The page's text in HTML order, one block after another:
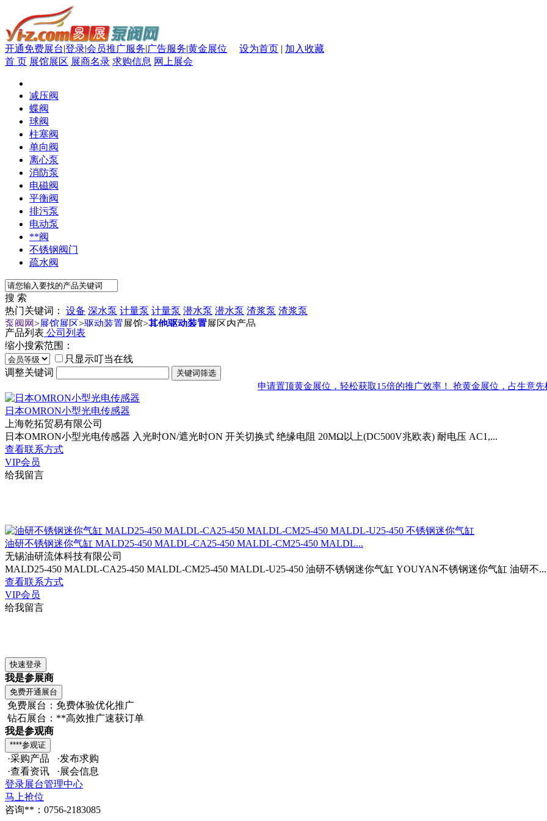
开通免费展台|登录|会员推广服务|广告服务|黄金展位 设为首页 | 加入收藏
首 页 展馆展区 展商名录 求购信息 网上展会
减压阀
蝶阀
球阀
柱塞阀
单向阀
离心泵
消防泵
电磁阀
平衡阀
排污泵
电动泵
**阀
不锈钢阀门
疏水阀
搜 索
热门关键词： 设备 深水泵 计量泵 计量泵 潜水泵 潜水泵 渣浆泵 渣浆泵
泵阀网>展馆展区>驱动装置展馆>其他驱动装置展区内产品
产品列表 公司列表
缩小搜索范围：
只显示叮当在线
调整关键词
申请置顶黄金展位，轻松获取15倍的推广效率！ 抢黄金展位，占生意先
日本OMRON小型光电传感器
上海乾拓贸易有限公司
日本OMRON小型光电传感器 入光时ON/遮光时ON 开关切换式 绝缘电阻 20MΩ以上(DC500V兆欧表) 耐电压 AC1,...
查看联系方式
VIP会员
给我留言
油研不锈钢迷你气缸 MALD25-450 MALDL-CA25-450 MALDL-CM25-450 MALDL...
无锡油研流体科技有限公司
MALD25-450 MALDL-CA25-450 MALDL-CM25-450 MALDL-U25-450 油研不锈钢迷你气缸 YOUYAN不锈钢迷你气缸 油研不...
查看联系方式
VIP会员
给我留言
我是参展商
免费展台：免费体验优化推广
钻石展台：**高效推广速获订单
我是参观商
·采购产品 ·发布求购
·查看资讯 ·展会信息
登录展台管理中心
马上抢位
咨询**：0756-2183085